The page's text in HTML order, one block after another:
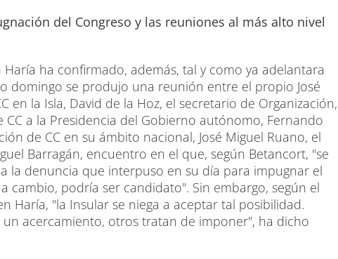
del Congreso y las reuniones al más alto nivel
ha confirmado, además, tal y como ya adelantara
domingo se produjo una reunión entre el propio José
en la Isla, David de la Hoz, el secretario de Organización,
a la Presidencia del Gobierno autónomo, Fernando
de CC en su ámbito nacional, José Miguel Ruano, el
Barragán, encuentro en el que, según Betancort, "se
la denuncia que interpuso en su día para impugnar el
cambio, podría ser candidato". Sin embargo, según el
Haría, "la Insular se niega a aceptar tal posibilidad.
acercamiento, otros tratan de imponer", ha dicho